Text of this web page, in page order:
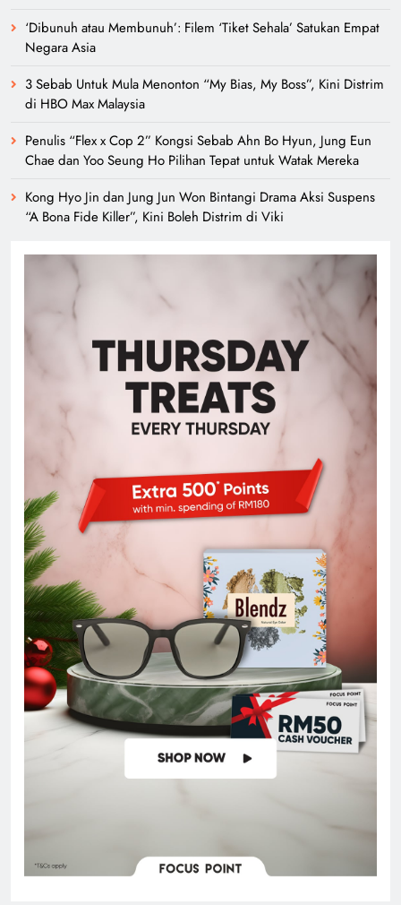
dan Buruan Ketua Sindiket Jenayah di “Our Sticky Love”
SEUNGKWAN dan DINO SEVENTEEN
Penampilan Istimewa di Kuala Lumpur September Ini
Negara Asia
di HBO Max Malaysia
Penulis “Flex x Cop 2” Kongsi Sebab Ahn Bo Hyun, Jung Eun
Chae dan Yoo Seung Ho Pilihan Tepat untuk Watak Mereka
Kong Hyo Jin dan Jung Jun Won Bintangi Drama Aksi Suspens
“A Bona Fide Killer”, Kini Boleh Distrim di Viki